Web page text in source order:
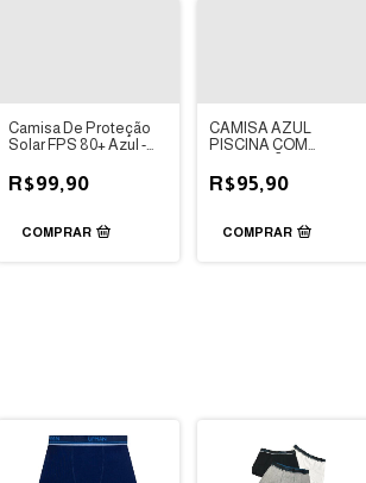
Camisa De Proteção
Solar FPS 80+ Azul -
R$99,90
COMPRAR
CAMISA AZUL
PISCINA COM
UV 50+ - DEDEKA
R$95,90
COMPRAR